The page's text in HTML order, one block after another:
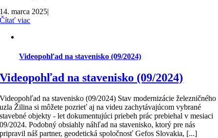
14. marca 2025|
Čítať viac
Videopohľad na stavenisko (09/2024)
Videopohľad na stavenisko (09/2024)
Videopohľad na stavenisko (09/2024) Stav modernizácie železničného
uzla Žilina si môžete pozrieť aj na videu zachytávajúcom vybrané
stavebné objekty - let dokumentujúci priebeh prác prebiehal v mesiaci
09/2024. Podobný obsiahly náhľad na stavenisko, ktorý pre nás
pripravil náš partner, geodetická spoločnosť Gefos Slovakia, [...]